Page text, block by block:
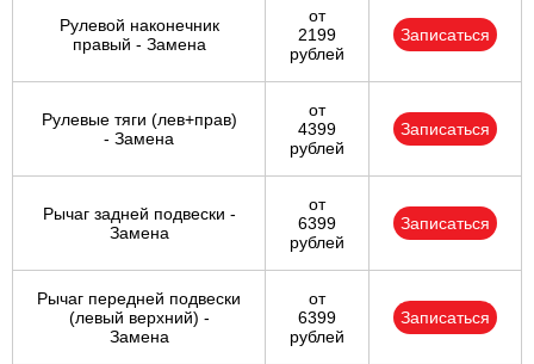
Рулевой наконечник
правый - Замена
от
2199
рублей
Записаться
Рулевые тяги (лев+прав)
- Замена
от
4399
рублей
Записаться
Рычаг задней подвески -
Замена
от
6399
рублей
Записаться
Рычаг передней подвески
(левый верхний) -
Замена
от
6399
рублей
Записаться